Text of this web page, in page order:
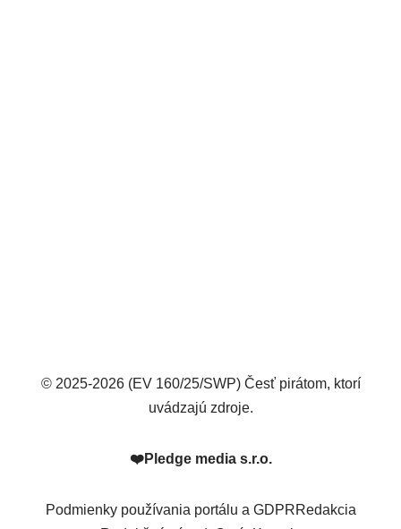
© 2025-2026 (EV 160/25/SWP) Česť pirátom, ktorí
uvádzajú zdroje.
❤️Pledge media s.r.o.
Podmienky používania portálu a GDPRRedakcia